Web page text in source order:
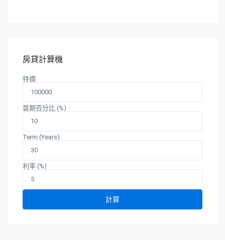
房貸計算機
特價
首期百分比 (%)
Term (Years)
利率 (%)
計算